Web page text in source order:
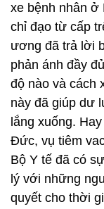
xe bệnh nhân ở
chỉ đạo từ cấp
ương đã trả lời
phản ánh đầy
độ nào và cách
này đã giúp dư
lắng xuống.
Đức, vụ tiêm
Bộ Y tế đã có
lý với những
quyết cho thời